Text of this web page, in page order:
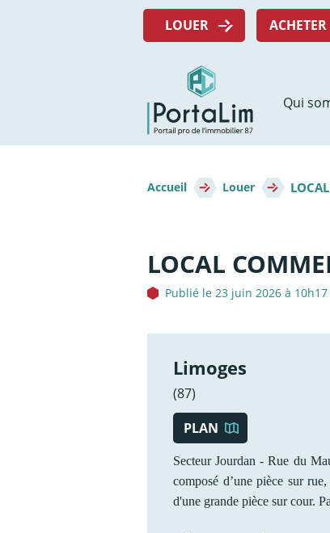
Menu
LOUER ACHETER
Qui
d'Ariane
Accueil Louer
LOCAL
Publié le 23 juin 2026 à 10h17
Limoges
(87)
PLAN
Secteur Jourdan - Rue du
composé d’une pièce sur
d'une grande pièce sur cour.